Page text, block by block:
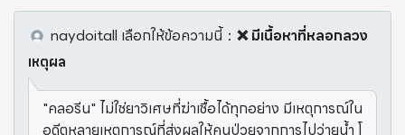
naydoitall เลือกให้ข้อความนี้： ❌ มีเนื้อหาที่หลอกลวง
เหตุผล
"คลอรีน" ไม่ใช่ยาวิเศษที่ฆ่าเชื้อได้ทุกอย่าง มีเหตุการณ์ใน
อดีตหลายเหตุการณ์ที่ส่งผลให้คนป่วยจากการไปว่ายน้ำ โ